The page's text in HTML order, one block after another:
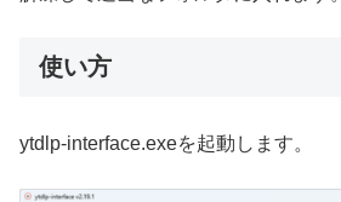
使い方
ytdlp-interface.exeを起動します。